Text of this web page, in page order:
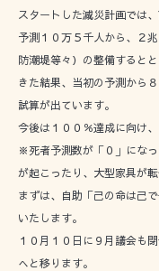
スタートした減災計画では
予測１０万５千人から、２
防潮堤等々）の整備すると
きた結果、当初の予測から
試算が出ています。
今後は１００％達成に向け
※死者予測数が「０」にな
が起こったり、大型家具が
まずは、自助「己の命は己
いたします。
１０月１０日に９月議会も
へと移ります。